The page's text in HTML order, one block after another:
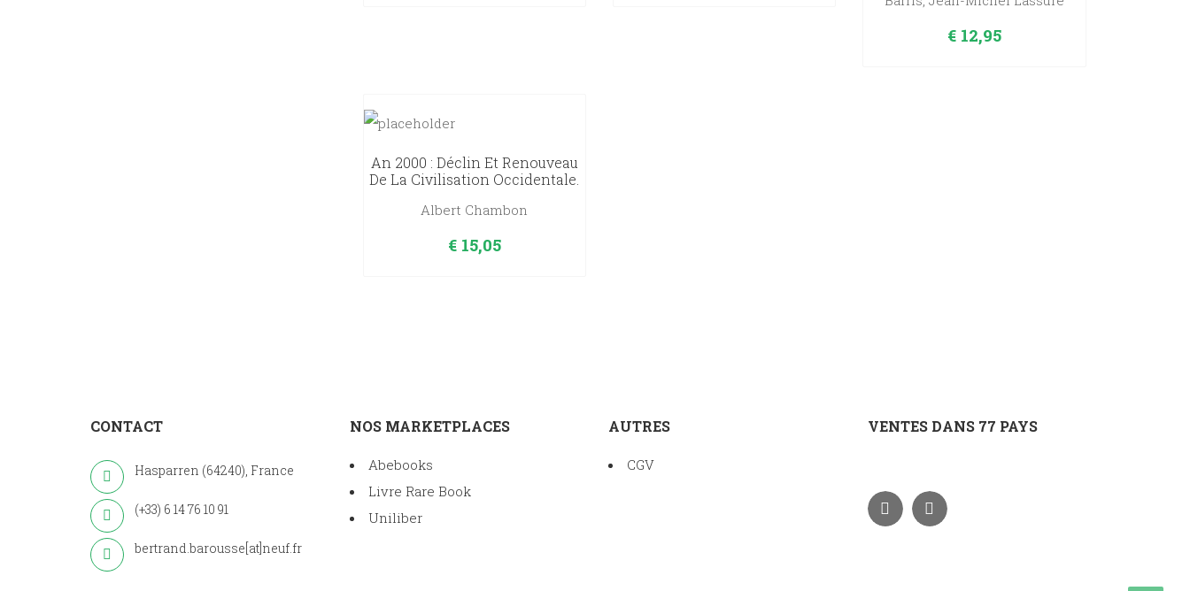
€ 12,95
An 2000 : Déclin Et Renouveau
De La Civilisation Occidentale.
Albert Chambon
€15,05
CONTACT
Hasparren (64240), France
(+33) 6 14 76 10 91
bertrand.barousse[at]neuf.fr
NOS MARKETPLACES
Abebooks
Livre Rare Book
Uniliber
AUTRES
CGV
VENTES DANS 77 PAYS